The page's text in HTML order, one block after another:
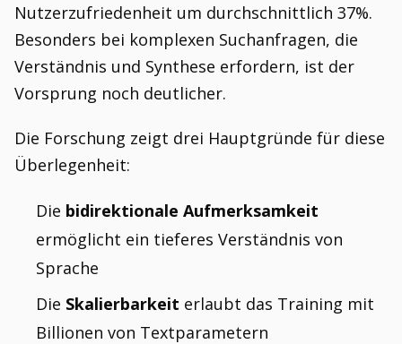
Nutzerzufriedenheit um durchschnittlich 37%.
Besonders bei komplexen Suchanfragen, die
Verständnis und Synthese erfordern, ist der
Vorsprung noch deutlicher.
Die Forschung zeigt drei Hauptgründe für diese
Überlegenheit:
Die bidirektionale Aufmerksamkeit
ermöglicht ein tieferes Verständnis von
Sprache
Die Skalierbarkeit erlaubt das Training mit
Billionen von Textparametern